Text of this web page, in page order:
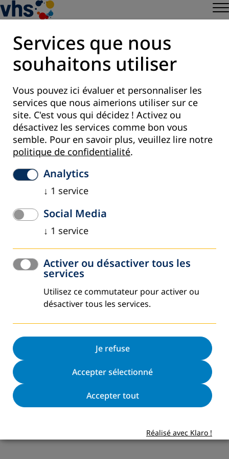
Register to Newsletter
Paramètres des cookies
Services que nous
souhaitons utiliser
Vous pouvez ici évaluer et personnaliser les
services que nous aimerions utiliser sur ce
site. C'est vous qui décidez ! Activez ou
désactivez les services comme bon vous
semble. Pour en savoir plus, veuillez lire notre
politique de confidentialité.
Analytics
↓ 1 service
Social Media
↓ 1 service
Activer ou désactiver tous les
services
Utilisez ce commutateur pour activer ou
désactiver tous les services.
Je refuse
Accepter sélectionné
Accepter tout
Réalisé avec Klaro !